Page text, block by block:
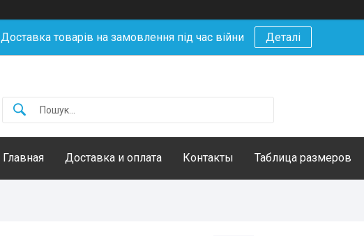
Доставка товарів на замовлення під час війни Деталі
Главная Доставка и оплата Контакты Таблица размеров